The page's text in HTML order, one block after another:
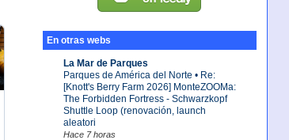
En otras webs
La Mar de Parques
Parques de América del Norte • Re:
[Knott's Berry Farm 2026] MonteZOOMa:
The Forbidden Fortress - Schwarzkopf
Shuttle Loop (renovación, launch
aleatori
Hace 7 horas